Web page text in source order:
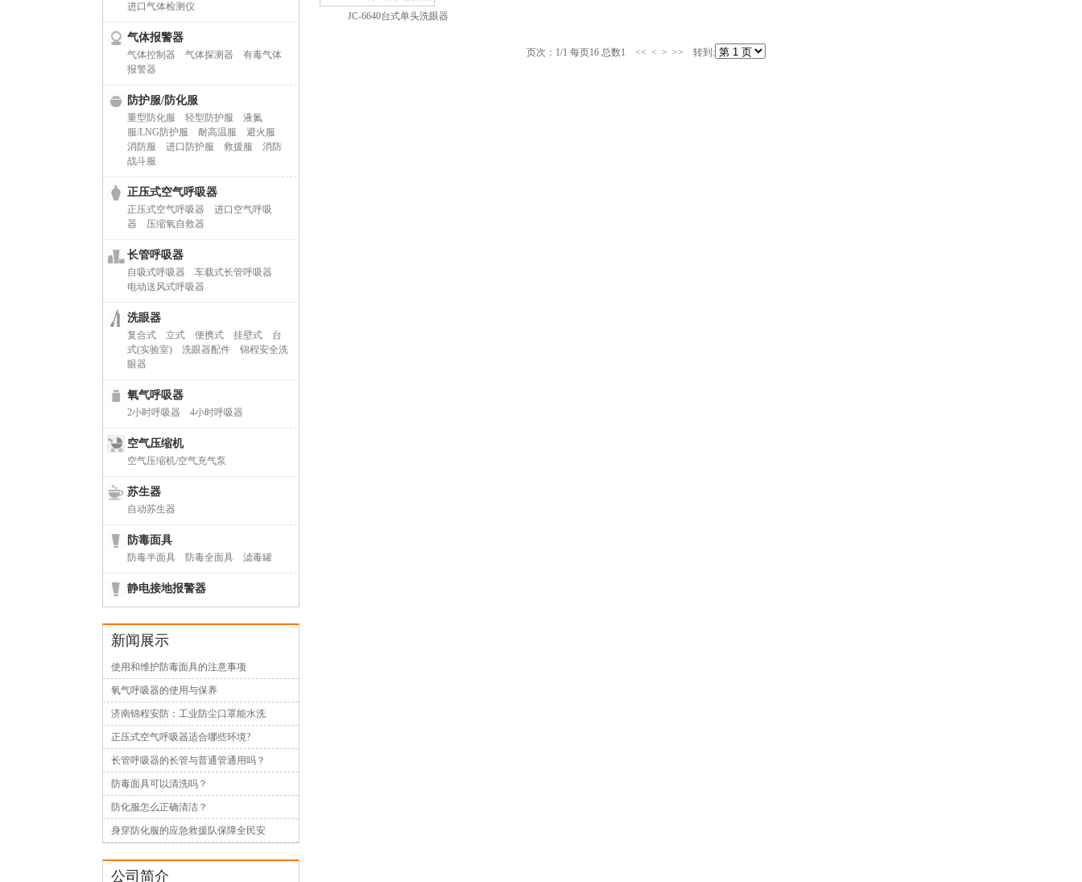
进口气体检测仪
气体报警器
气体控制器 气体探测器
有毒气体
报警器
防护服/防化服
重型防化服 轻型防护服
液氮
服/LNG防护服
耐高温服
避火服
消防服
进口防护服 救援服
消防
战斗服
正压式空气呼吸器
正压式空气呼吸器
进口空气呼吸
器
压缩氧自救器
长管呼吸器
自吸式呼吸器
车载式长管呼吸器
电动送风式呼吸器
洗眼器
复合式 立式 便携式 挂壁式
台
式(实验室)
洗眼器配件
锦程安全洗
眼器
氧气呼吸器
2小时呼吸器 4小时呼吸器
空气压缩机
空气压缩机/空气充气泵
苏生器
自动苏生器
防毒面具
防毒半面具 防毒全面具 滤毒罐
静电接地报警器
新闻展示
使用和维护防毒面具的注意事项
氧气呼吸器的使用与保养
济南锦程安防：工业防尘口罩能水洗
正压式空气呼吸器适合哪些环境?
长管呼吸器的长管与普通管通用吗？
防毒面具可以清洗吗？
防化服怎么正确清洁？
身穿防化服的应急救援队保障全民安
公司简介
JC-6640台式单头洗眼器
页次：1/1 每页16 总数1 << < > >> 转到: